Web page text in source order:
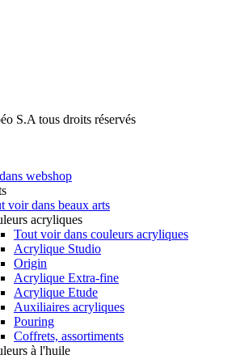
S.A tous droits réservés
webshop
voir dans beaux arts
acryliques
Tout voir dans couleurs acryliques
Acrylique Studio
Origin
Acrylique Extra-fine
Acrylique Etude
Auxiliaires acryliques
Pouring
Coffrets, assortiments
à l'huile